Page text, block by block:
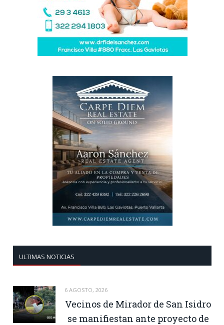
ULTIMAS NOTICIAS
6 AGOSTO, 2026
Vecinos de Mirador de San Isidro
se manifiestan ante proyecto de